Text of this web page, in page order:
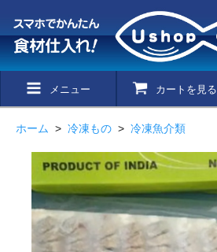
メニュー カートを見る
ホーム > 冷凍もの > 冷凍魚介類